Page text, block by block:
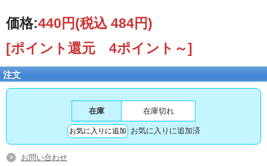
価格:440円(税込 484円)
[ポイント還元 4ポイント～]
注文
在庫 在庫切れ
お気に入りに追加済
お問い合わせ